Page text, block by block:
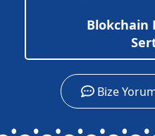
Blokchain
Bize